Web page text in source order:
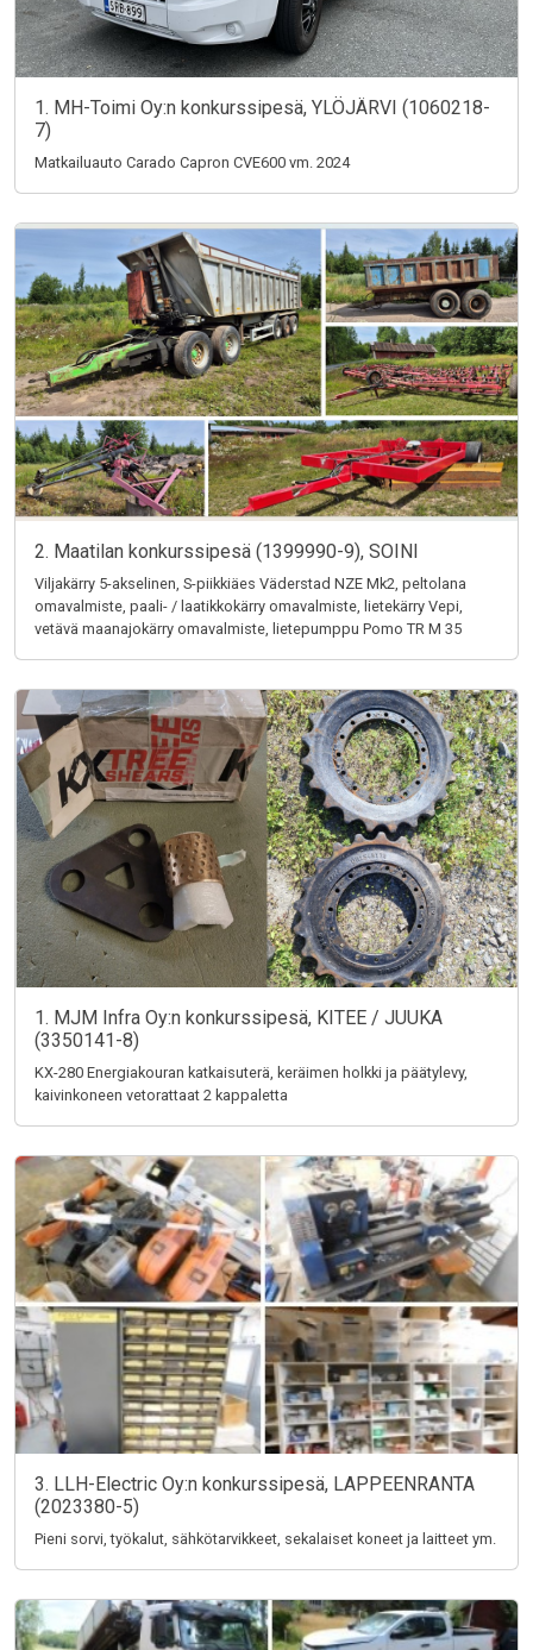
1. MH-Toimi Oy:n konkurssipesä, YLÖJÄRVI (1060218-
7)
Matkailuauto Carado Capron CVE600 vm. 2024
2. Maatilan konkurssipesä (1399990-9), SOINI
Viljakärry 5-akselinen, S-piikkiäes Väderstad NZE Mk2, peltolana
omavalmiste, paali- / laatikkokärry omavalmiste, lietekärry Vepi,
vetävä maanajokärry omavalmiste, lietepumppu Pomo TR M 35
1. MJM Infra Oy:n konkurssipesä, KITEE / JUUKA
(3350141-8)
KX-280 Energiakouran katkaisuterä, keräimen holkki ja päätylevy,
kaivinkoneen vetorattaat 2 kappaletta
3. LLH-Electric Oy:n konkurssipesä, LAPPEENRANTA
(2023380-5)
Pieni sorvi, työkalut, sähkötarvikkeet, sekalaiset koneet ja laitteet ym.